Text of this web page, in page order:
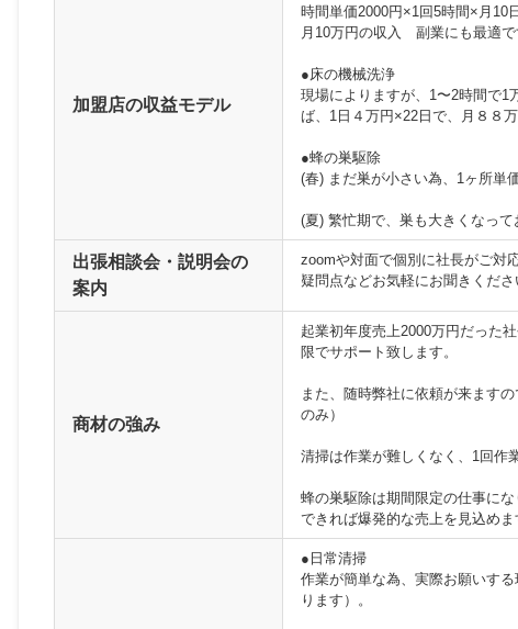
加盟店の収益モデル
時間単価2000円×1回5時間×月10
月10万円の収入 副業にも最適で
●床の機械洗浄
現場によりますが、1〜2時間で1
ば、1日４万円×22日で、月８８万
●蜂の巣駆除
(春) まだ巣が小さい為、1ヶ所単
(夏) 繁忙期で、巣も大きくなっ
出張相談会・説明会の
案内
zoomや対面で個別に社長がご対
疑問点などお気軽にお聞きくださ
商材の強み
起業初年度売上2000万円だった
限でサポート致します。
また、随時弊社に依頼が来ます
のみ）
清掃は作業が難しくなく、1回作
蜂の巣駆除は期間限定の仕事に
できれば爆発的な売上を見込めま
●日常清掃
作業が簡単な為、実際お願いす
ります）。